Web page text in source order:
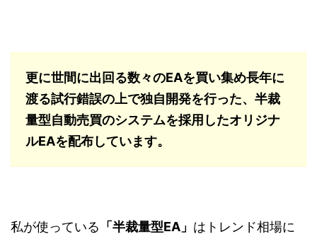
更に世間に出回る数々のEAを買い集め長年に
渡る試行錯誤の上で独自開発を行った、半裁
量型自動売買のシステムを採用したオリジナ
ルEAを配布しています。
私が使っている 「半裁量型EA」 はトレンド相場に